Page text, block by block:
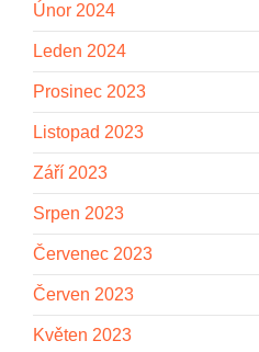
Únor 2024
Leden 2024
Prosinec 2023
Listopad 2023
Září 2023
Srpen 2023
Červenec 2023
Červen 2023
Květen 2023